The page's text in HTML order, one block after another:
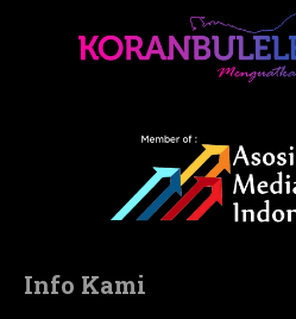
Info Kami